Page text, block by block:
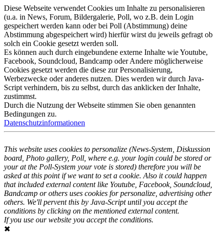
Diese Webseite verwendet Cookies um Inhalte zu personalisieren
(u.a. in News, Forum, Bildergalerie, Poll, wo z.B. dein Login
gespeichert werden kann oder bei Poll (Abstimmung) deine
Abstimmung abgespeichert wird) hierfür wirst du jeweils gefragt ob
solch ein Cookie gesetzt werden soll.
Es können auch durch eingebundene externe Inhalte wie Youtube,
Facebook, Soundcloud, Bandcamp oder Andere möglicherweise
Cookies gesetzt werden die diese zur Personalisierung,
Werbezwecke oder anderes nutzen. Dies werden wir durch Java-
Script verhindern, bis zu selbst, durch das anklicken der Inhalte,
zustimmst.
Durch die Nutzung der Webseite stimmen Sie oben genannten
Bedingungen zu.
Datenschutzinformationen
This website uses cookies to personalize (News-System, Diskussion
board, Photo gallery, Poll, where e.g. your login could be stored or
your at the Poll-System your vote is stored) therefore you will be
asked at this point if we want to set a cookie. Also it could happen
that included external content like Youtube, Facebook, Soundcloud,
Bandcamp or others uses cookies for personalize, advertising other
others. We'll pervent this by Java-Script until you accept the
conditions by clicking on the mentioned external content.
If you use our website you accept the conditions.
✖